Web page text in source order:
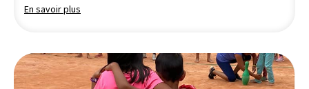
En savoir plus